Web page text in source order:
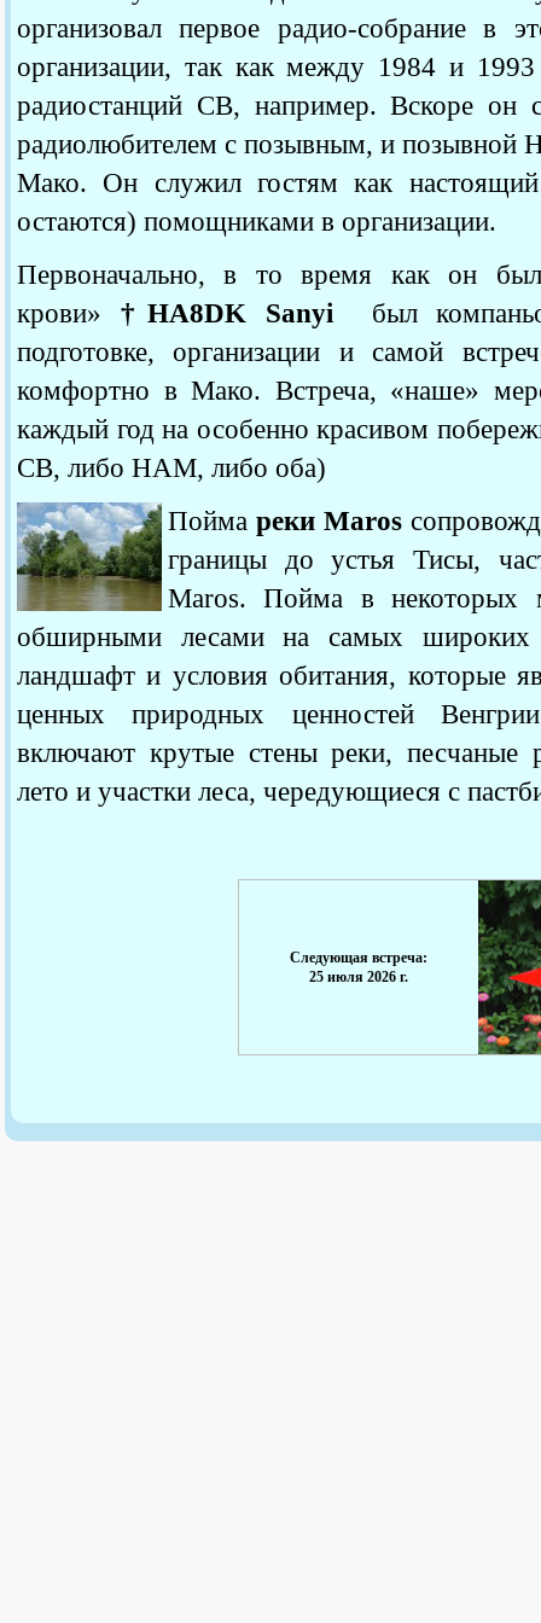
организовал первое радио-собрание в
организации, так как между 1984 и
радиостанций CB, например.Вскоре он
радиолюбителем с позывным, и позывной
Мако. Он служил гостям как
остаются) помощниками в организации.
Первоначально, в то время как он
крови» †HA8DK Sanyiбыл
подготовке, организации и самой
комфортно в Мако. Встреча, «наше»
каждый год на особенно красивом
CB, либо HAM, либо оба)
Пойма реки Мaros
границы до устья Тисы,
Мaros.Пойма в некоторых
обширными лесами на самых широких
ландшафт и условия обитания, которые
ценных природных ценностей
включают крутые стены реки, песчаные
лето и участки леса, чередующиеся с
Следующая встреча:
25 июля 2026 г.